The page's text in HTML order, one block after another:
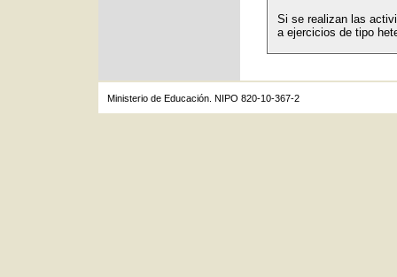
Si se realizan las
a ejercicios de tipo
Ministerio de Educación. NIPO 820-10-367-2